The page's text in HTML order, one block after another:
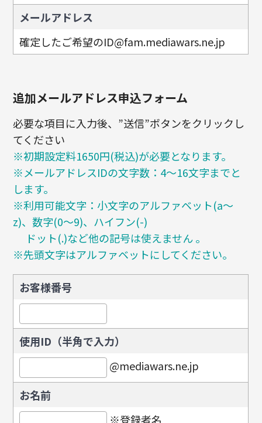
メールアドレス
確定したご希望のID@fam.mediawars.ne.jp
追加メールアドレス申込フォーム
必要な項目に入力後、”送信”ボタンをクリックし
てください
※初期設定料1650円(税込)が必要となります。
※メールアドレスIDの文字数：4～16文字までと
します。
※利用可能文字：小文字のアルファベット(a～
z)、数字(0～9)、ハイフン(-)
ドット(.)など他の記号は使えません 。
※先頭文字はアルファベットにしてください。
お客様番号
使用ID（半角で入力）
@mediawars.ne.jp
お名前
※登録者名